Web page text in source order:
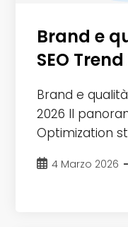
Brand e
SEO
Brand e
2026 Il
Optimization
Articolo
4 Marzo 2026